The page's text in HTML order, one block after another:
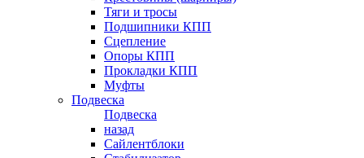
Тяги и тросы
Подшипники КПП
Сцепление
Опоры КПП
Прокладки КПП
Муфты
Подвеска
Подвеска
назад
Сайлентблоки